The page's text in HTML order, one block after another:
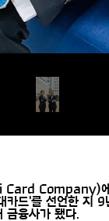
Company)에 '
드'를 선언한 지
금융사가 됐다.